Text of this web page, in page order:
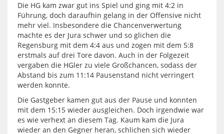
Die HG kam zwar gut ins Spiel und ging mit 4:2 in
Führung, doch daraufhin gelang in der Offensive nicht
mehr viel. Insbesondere die Chancenverwertung
machte es der Jura schwer und so glichen die
Regensburg mit dem 4:4 aus und zogen mit dem 5:8
erstmals auf drei Tore davon. Auch in der Folgezeit
vergaben die HGler zu viele Großchancen, sodass der
Abstand bis zum 11:14 Pausenstand nicht verringert
werden konnte.
Die Gastgeber kamen gut aus der Pause und konnten
mit dem 15:15 wieder ausgleichen. Doch irgendwie war
es wie verhext an diesem Tag. Kaum kam die Jura
wieder an den Gegner heran, schlichen sich wieder